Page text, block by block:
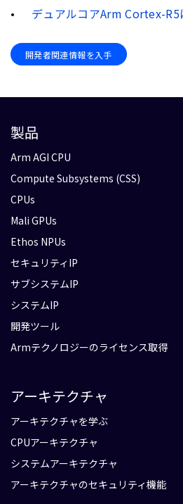
デュアルコアArm Cortex-R5
開発者関連情報を入手
製品
Arm AGI CPU
Compute Subsystems (CSS)
CPUs
Mali GPUs
Ethos NPUs
セキュリティIP
サブシステムIP
システムIP
開発ツール
Armテクノロジーのライセンス取得
アーキテクチャ
アーキテクチャを学ぶ
CPUアーキテクチャ
システムアーキテクチャ
アーキテクチャのセキュリティ機能